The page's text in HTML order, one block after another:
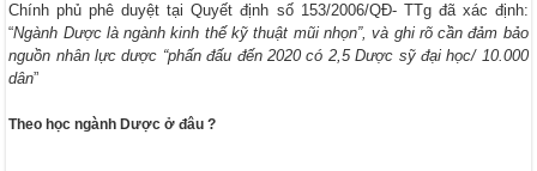
Chính phủ phê duyệt tại Quyết định số 153/2006/QĐ- TTg đã xác định:
“Ngành Dược là ngành kinh thế kỹ thuật mũi nhọn”, và ghi rõ cần đảm bảo
nguồn nhân lực dược “phấn đấu đến 2020 có 2,5 Dược sỹ đại học/ 10.000
dân”
Theo học ngành Dược ở đâu ?